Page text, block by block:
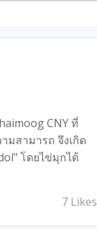
CNY ที่
มสามารถ จึงเกิด
โดยไข่มุกได้
7 Likes